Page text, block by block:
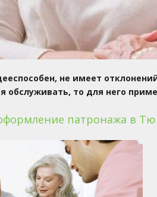
не имеет
обслуживать, то для него
патронажа в